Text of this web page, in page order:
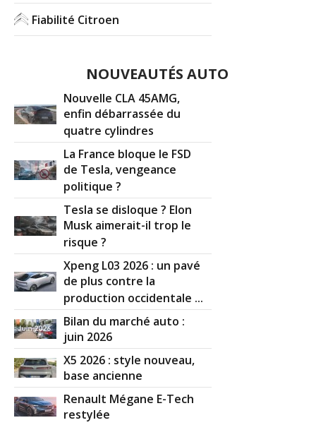
Fiabilité Citroen
NOUVEAUTÉS AUTO
Nouvelle CLA 45AMG,
enfin débarrassée du
quatre cylindres
La France bloque le FSD
de Tesla, vengeance
politique ?
Tesla se disloque ? Elon
Musk aimerait-il trop le
risque ?
Xpeng L03 2026 : un pavé
de plus contre la
production occidentale ...
Bilan du marché auto :
juin 2026
X5 2026 : style nouveau,
base ancienne
Renault Mégane E-Tech
restylée